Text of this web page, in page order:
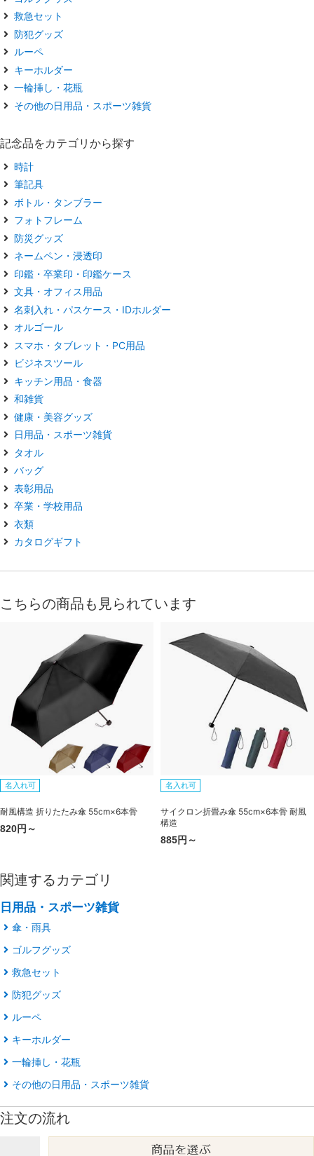
救急セット
防犯グッズ
ルーペ
キーホルダー
一輪挿し・花瓶
その他の日用品・スポーツ雑貨
記念品をカテゴリから探す
時計
筆記具
ボトル・タンブラー
フォトフレーム
防災グッズ
ネームペン・浸透印
印鑑・卒業印・印鑑ケース
文具・オフィス用品
名刺入れ・パスケース・IDホルダー
オルゴール
スマホ・タブレット・PC用品
ビジネスツール
キッチン用品・食器
和雑貨
健康・美容グッズ
日用品・スポーツ雑貨
タオル
バッグ
表彰用品
卒業・学校用品
衣類
カタログギフト
こちらの商品も見られています
名入れ可
耐風構造 折りたたみ傘 55cm×6本骨
820円～
名入れ可
サイクロン折畳み傘 55cm×6本骨 耐風
構造
885円～
関連するカテゴリ
日用品・スポーツ雑貨
傘・雨具
ゴルフグッズ
救急セット
防犯グッズ
ルーペ
キーホルダー
一輪挿し・花瓶
その他の日用品・スポーツ雑貨
注文の流れ